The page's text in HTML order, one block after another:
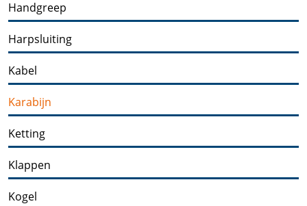
Handgreep
Harpsluiting
Kabel
Karabijn
Ketting
Klappen
Kogel